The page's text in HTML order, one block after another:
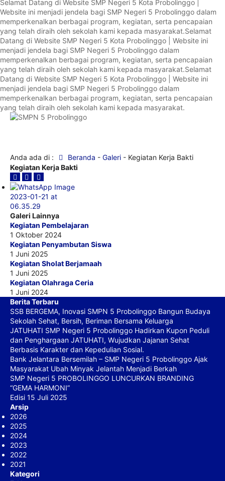
Selamat Datang di Website SMP Negeri 5 Kota Probolinggo |
Website ini menjadi jendela bagi SMP Negeri 5 Probolinggo dalam
memperkenalkan berbagai program, kegiatan, serta pencapaian
yang telah diraih oleh sekolah kami kepada masyarakat.Selamat
Datang di Website SMP Negeri 5 Kota Probolinggo | Website ini
menjadi jendela bagi SMP Negeri 5 Probolinggo dalam
memperkenalkan berbagai program, kegiatan, serta pencapaian
yang telah diraih oleh sekolah kami kepada masyarakat.Selamat
Datang di Website SMP Negeri 5 Kota Probolinggo | Website ini
menjadi jendela bagi SMP Negeri 5 Probolinggo dalam
memperkenalkan berbagai program, kegiatan, serta pencapaian
yang telah diraih oleh sekolah kami kepada masyarakat.
Anda ada di : Beranda - Galeri- Kegiatan Kerja Bakti
Kegiatan Kerja Bakti
Galeri Lainnya
Kegiatan Pembelajaran
1 Oktober 2024
Kegiatan Penyambutan Siswa
1 Juni 2025
Kegiatan Sholat Berjamaah
1 Juni 2025
Kegiatan Olahraga Ceria
1 Juni 2024
Berita Terbaru
SSB BERGEMA, Inovasi SMPN 5 Probolinggo Bangun Budaya
Sekolah Sehat, Bersih, Beriman Bersama Keluarga
JATUHATI SMP Negeri 5 Probolinggo Hadirkan Kupon Peduli
dan Penghargaan JATUHATI, Wujudkan Jajanan Sehat
Berbasis Karakter dan Kepedulian Sosial.
Bank Jelantara Bersemilah – SMP Negeri 5 Probolinggo Ajak
Masyarakat Ubah Minyak Jelantah Menjadi Berkah
SMP Negeri 5 PROBOLINGGO LUNCURKAN BRANDING
“GEMA HARMONI”
Edisi 15 Juli 2025
Arsip
2026
2025
2024
2023
2022
2021
Kategori